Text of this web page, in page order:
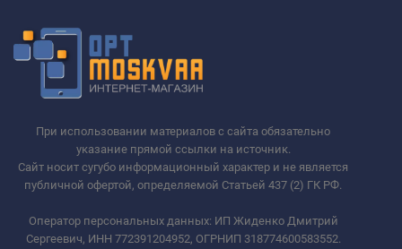
При использовании материалов с сайта обязательно
указание прямой ссылки на источник.
Сайт носит сугубо информационный характер и не является
публичной офертой, определяемой Статьей 437 (2) ГК РФ.
Оператор персональных данных: ИП Жиденко Дмитрий
Сергеевич, ИНН 772391204952, ОГРНИП 318774600583552.